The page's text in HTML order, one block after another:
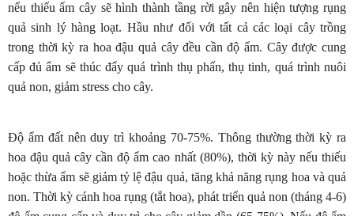
nếu thiếu ẩm cây sẽ hình thành tầng rời gây nên hiện tượng rụng
quả sinh lý hàng loạt. Hầu như đối với tất cả các loại cây trồng
trong thời kỳ ra hoa đậu quả cây đều cần độ ẩm. Cây được cung
cấp đủ ẩm sẽ thúc đẩy quá trình thụ phấn, thụ tinh, quá trình nuôi
quả non, giảm stress cho cây.
Độ ẩm đất nên duy trì khoảng 70-75%. Thông thường thời kỳ ra
hoa đậu quả cây cần độ ẩm cao nhất (80%), thời kỳ này nếu thiếu
hoặc thừa ẩm sẽ giảm tỷ lệ đậu quả, tăng khả năng rụng hoa và quả
non. Thời kỳ cánh hoa rụng (tắt hoa), phát triển quả non (tháng 4-6)